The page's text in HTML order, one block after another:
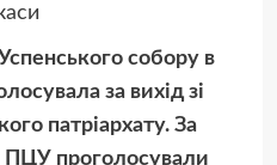
собору в
за вихід зі
патріархату. За
ПЦУ проголосували